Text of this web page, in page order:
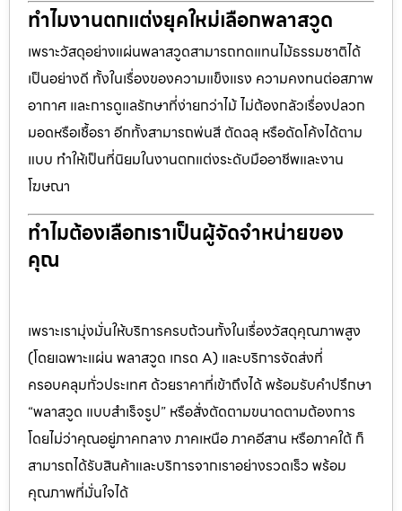
ทำไมงานตกแต่งยุคใหม่เลือกพลาสวูด
เพราะวัสดุอย่างแผ่นพลาสวูดสามารถทดแทนไม้ธรรมชาติได้
เป็นอย่างดี ทั้งในเรื่องของความแข็งแรง ความคงทนต่อสภาพ
อากาศ และการดูแลรักษาที่ง่ายกว่าไม้ ไม่ต้องกลัวเรื่องปลวก
มอดหรือเชื้อรา อีกทั้งสามารถพ่นสี ตัดฉลุ หรือดัดโค้งได้ตาม
แบบ ทำให้เป็นที่นิยมในงานตกแต่งระดับมืออาชีพและงาน
โฆษณา
ทำไมต้องเลือกเราเป็นผู้จัดจำหน่ายของ
คุณ
เพราะเรามุ่งมั่นให้บริการครบถ้วนทั้งในเรื่องวัสดุคุณภาพสูง
(โดยเฉพาะแผ่น พลาสวูด เกรด A) และบริการจัดส่งที่
ครอบคลุมทั่วประเทศ ด้วยราคาที่เข้าถึงได้ พร้อมรับคำปรึกษา
“พลาสวูด แบบสำเร็จรูป” หรือสั่งตัดตามขนาดตามต้องการ
โดยไม่ว่าคุณอยู่ภาคกลาง ภาคเหนือ ภาคอีสาน หรือภาคใต้ ก็
สามารถได้รับสินค้าและบริการจากเราอย่างรวดเร็ว พร้อม
คุณภาพที่มั่นใจได้